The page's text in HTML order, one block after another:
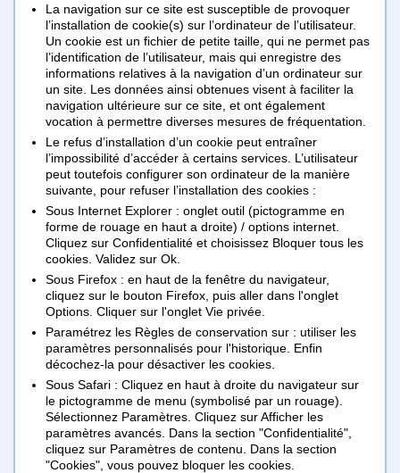
La navigation sur ce site est susceptible de provoquer
l’installation de cookie(s) sur l’ordinateur de l’utilisateur.
Un cookie est un fichier de petite taille, qui ne permet pas
l’identification de l’utilisateur, mais qui enregistre des
informations relatives à la navigation d’un ordinateur sur
un site. Les données ainsi obtenues visent à faciliter la
navigation ultérieure sur ce site, et ont également
vocation à permettre diverses mesures de fréquentation.
Le refus d’installation d’un cookie peut entraîner
l’impossibilité d’accéder à certains services. L’utilisateur
peut toutefois configurer son ordinateur de la manière
suivante, pour refuser l’installation des cookies :
Sous Internet Explorer : onglet outil (pictogramme en
forme de rouage en haut a droite) / options internet.
Cliquez sur Confidentialité et choisissez Bloquer tous les
cookies. Validez sur Ok.
Sous Firefox : en haut de la fenêtre du navigateur,
cliquez sur le bouton Firefox, puis aller dans l'onglet
Options. Cliquer sur l'onglet Vie privée.
Paramétrez les Règles de conservation sur : utiliser les
paramètres personnalisés pour l'historique. Enfin
décochez-la pour désactiver les cookies.
Sous Safari : Cliquez en haut à droite du navigateur sur
le pictogramme de menu (symbolisé par un rouage).
Sélectionnez Paramètres. Cliquez sur Afficher les
paramètres avancés. Dans la section "Confidentialité",
cliquez sur Paramètres de contenu. Dans la section
"Cookies", vous pouvez bloquer les cookies.